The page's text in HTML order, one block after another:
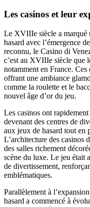
Les casinos et leur
Le XVIIIe siècle a marqué
hasard avec l’émergence
reconnu, le Casino di
c’est au XVIIIe siècle que
notamment en France.
offrant une ambiance
comme la roulette et le
nouvel âge d’or du jeu.
Les casinos ont
devenant des centres de
aux jeux de hasard tout en
L’architecture des casinos
des salles richement
scène du luxe. Le jeu était
de divertissement,
emblématiques.
Parallèlement à
hasard a commencé à